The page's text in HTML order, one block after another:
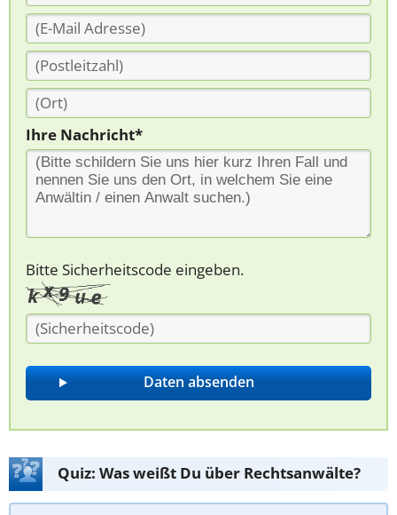
Ihre Nachricht*
Bitte Sicherheitscode eingeben.
Quiz: Was weißt Du über Rechtsanwälte?